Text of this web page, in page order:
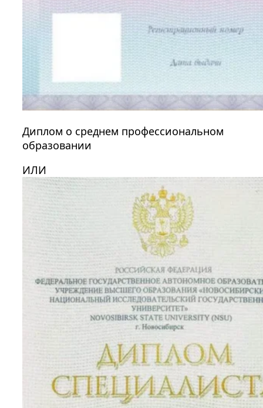
Диплом о среднем профессиональном
образовании
ИЛИ